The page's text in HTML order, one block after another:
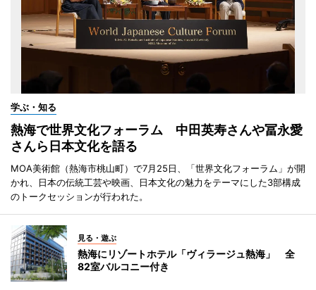
学ぶ・知る
熱海で世界文化フォーラム 中田英寿さんや冨永愛
さんら日本文化を語る
MOA美術館（熱海市桃山町）で7月25日、「世界文化フォーラム」が開
かれ、日本の伝統工芸や映画、日本文化の魅力をテーマにした3部構成
のトークセッションが行われた。
見る・遊ぶ
熱海にリゾートホテル「ヴィラージュ熱海」 全
82室バルコニー付き